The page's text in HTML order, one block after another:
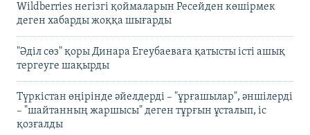
Wildberries негізгі қоймаларын Ресейден көшірмек
деген хабарды жоққа шығарды
"Әділ сөз" қоры Динара Егеубаеваға қатысты істі ашық
тергеуге шақырды
Түркістан өңірінде әйелдерді – "ұрғашылар", әншілерді
– "шайтанның жаршысы" деген тұрғын ұсталып, іс
қозғалды